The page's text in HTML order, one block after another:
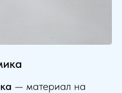
— материал на